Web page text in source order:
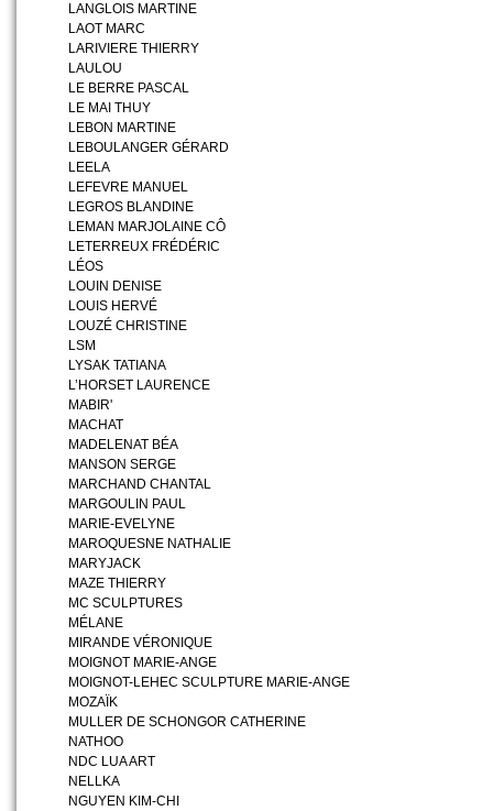
LANGLOIS MARTINE
LAOT MARC
LARIVIERE THIERRY
LAULOU
LE BERRE PASCAL
LE MAI THUY
LEBON MARTINE
LEBOULANGER GÉRARD
LEELA
LEFEVRE MANUEL
LEGROS BLANDINE
LEMAN MARJOLAINE CÔ
LETERREUX FRÉDÉRIC
LÉOS
LOUIN DENISE
LOUIS HERVÉ
LOUZÉ CHRISTINE
LSM
LYSAK TATIANA
L’HORSET LAURENCE
MABIR'
MACHAT
MADELENAT BÉA
MANSON SERGE
MARCHAND CHANTAL
MARGOULIN PAUL
MARIE-EVELYNE
MAROQUESNE NATHALIE
MARYJACK
MAZE THIERRY
MC SCULPTURES
MÉLANE
MIRANDE VÉRONIQUE
MOIGNOT MARIE-ANGE
MOIGNOT-LEHEC SCULPTURE MARIE-ANGE
MOZAÏK
MULLER DE SCHONGOR CATHERINE
NATHOO
NDC LUA ART
NELLKA
NGUYEN KIM-CHI